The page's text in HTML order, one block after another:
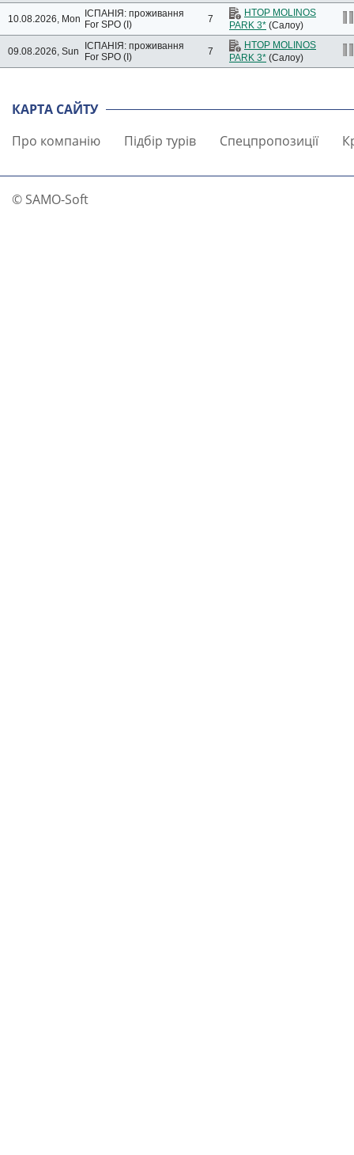
10.08.2026, Mon ІСПАНІЯ: проживання
For SPO (I)
7
HTOP MOLINOS
PARK 3* (Салоу)
09.08.2026, Sun
ІСПАНІЯ: проживання
For SPO (I)
7
HTOP MOLINOS
PARK 3* (Салоу)
КАРТА САЙТУ
Про компанію
Підбір турів Спецпропозиції
© SAMO-Soft